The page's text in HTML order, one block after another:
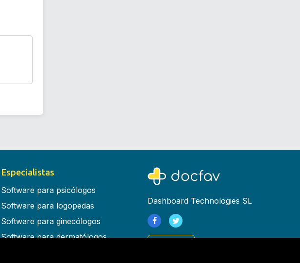
Especialistas
Software para psicólogos
Software para logopedas
Software para ginecólogos
Software para dermatólogos
Dashboard Technologies SL